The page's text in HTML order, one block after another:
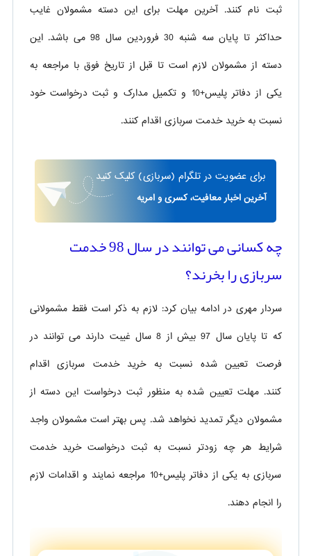
ثبت نام کنند. آخرین مهلت برای این دسته مشمولان غایب
حداکثر تا پایان سه شنبه 30 فروردین سال 98 می باشد. این
دسته از مشمولان لازم است تا قبل از تاریخ فوق با مراجعه به
یکی از دفاتر پلیس+10 و تکمیل مدارک و ثبت درخواست خود
نسبت به خرید خدمت سربازی اقدام کنند.
برای عضویت در تلگرام (سربازی) کلیک کنید
آخرین اخبار معافیت، کسری و امریه
چه کسانی می توانند در سال 98 خدمت
سربازی را بخرند؟
سردار مهری در ادامه بیان کرد: لازم به ذکر است فقط مشمولانی
که تا پایان سال 97 بیش از 8 سال غیبت دارند می توانند در
فرصت تعیین شده نسبت به خرید خدمت سربازی اقدام
کنند. مهلت تعیین شده به منظور ثبت درخواست این دسته از
مشمولان دیگر تمدید نخواهد شد. پس بهتر است مشمولان واجد
شرایط هر چه زودتر نسبت به ثبت درخواست خرید خدمت
سربازی به یکی از دفاتر پلیس+10 مراجعه نمایند و اقدامات لازم
را انجام دهند.